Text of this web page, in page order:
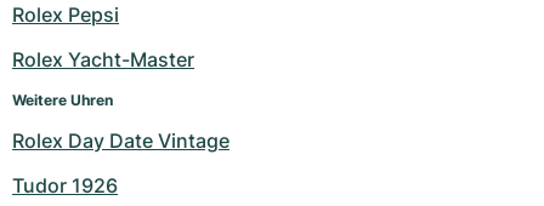
Rolex Pepsi
Rolex Yacht-Master
Weitere Uhren
Rolex Day Date Vintage
Tudor 1926